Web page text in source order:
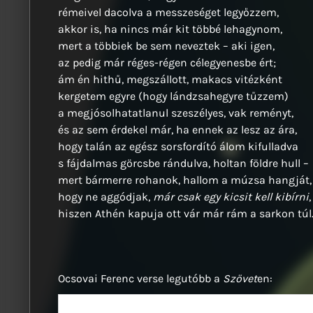
rémeivel dacolva a messzeséget legyőzzem,
akkor is, ha nincs már kit többé lehagynom,
mert a többiek be sem neveztek – aki igen,
az pedig már réges-régen célegyenesbe ért;
ám én hithű, megszállott, makacs vitézként
kergetem egyre (hogy lándzsahegyre tűzzem)
a megjósolhatatlanul szeszélyes, vak reményt,
és az sem érdekel már, ha ennek az lesz az ára,
hogy talán az egész sorsfordító álom kifulladva
s fájdalmas görcsbe rándulva, holtan földre hull –
mert bármerre rohanok, hallom a múzsa hangját,
hogy ne aggódjak, már csak egy kicsit kell kibírni,
hiszen Athén kapuja ott vár már rám a sarkon
Ocsovai Ferenc verse legutóbb a Szöveten: